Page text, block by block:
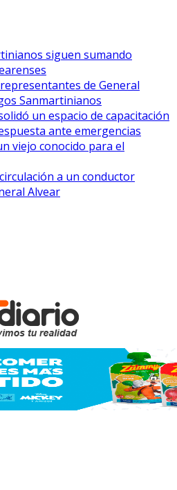
siguen sumando
de General
Sanmartinianos
un espacio de capacitación
ante emergencias
viejo conocido para el
a un conductor
Alvear